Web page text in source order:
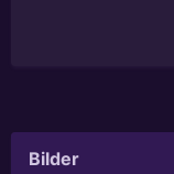
Bilder